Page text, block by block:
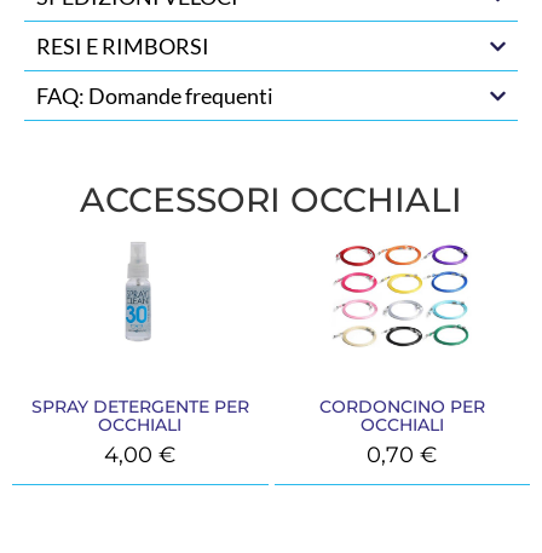
RESI E RIMBORSI
FAQ: Domande frequenti
ACCESSORI OCCHIALI
SPRAY DETERGENTE PER
OCCHIALI
4,00€
CORDONCINO PER
OCCHIALI
0,70€